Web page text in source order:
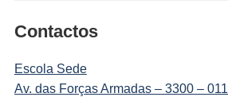
Contactos
Escola Sede
Av. das Forças Armadas – 3300 –